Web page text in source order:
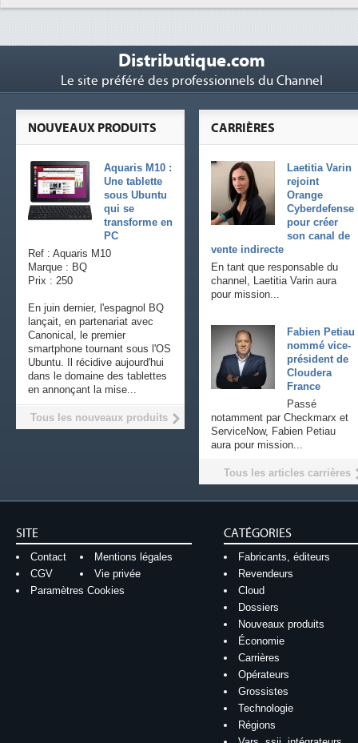
Distributique.com
Le site préféré des professionnels du Channel
CARRIÈRES
Laetitia Varin
rejoint
Orange
Cyberdefense
pour créer
son canal de
vente indirecte
En tant que responsable du
channel, Laetitia Varin aura
pour mission...
Fabien Petiau
nommé vice-
président de
Cloudera
France
Passé
notamment par Checkmarx et
ServiceNow, Fabien Petiau
aura pour mission...
Tous les articles carrières
NOUVEAUX PRODUITS
Aquaris M10 :
Une tablette
sous Ubuntu
qui se
transforme en
PC
Ref : Aquaris M10
Marque : BQ
Prix : 250
En juin dernier, l'espagnol BQ
lançait, en partenariat avec
Canonical, le premier
smartphone tournant sous l'OS
Ubuntu. Il récidive aujourd'hui
dans le domaine des tablettes
en annonçant la mise...
Tous les nouveaux produits
SITE
Contact
Mentions légales
CGV
Vie privée
Paramètres Cookies
CATÉGORIES
Fabricants, éditeurs
Revendeurs
Cloud
Dossiers
Nouveaux produits
Économie
Carrières
Opérateurs
Grossistes
Technologie
Régions